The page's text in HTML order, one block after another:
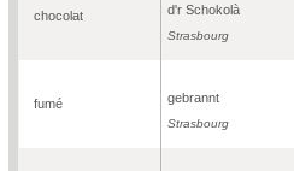
chocolat d'r Schokolà
Strasbourg
fumé gebrannt
Strasbourg